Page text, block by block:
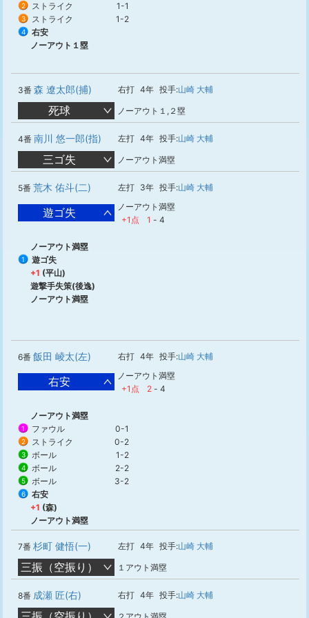
2 ストライク 1-1
3 ストライク 1-2
4
右安
ノーアウト１塁
3番 森 遼太郎(捕) 右打 4年 投手:山崎 大輔
死球 ノーアウト１,２塁
4番 南川 悠一郎(指) 左打 4年 投手:山崎 大輔
三ゴ失 ノーアウト満塁
5番 荒木 佑斗(二) 左打 3年 投手:山崎 大輔
遊ゴ失
ノーアウト満塁
+1点
1 - 4
ノーアウト満塁
1
遊ゴ失
+1 (平山)
遊撃手失策(後逸)
ノーアウト満塁
6番 飯田 崚太(左) 右打 4年 投手:山崎 大輔
右安
ノーアウト満塁
+1点
2 - 4
ノーアウト満塁
1 ファウル 0-1
2 ストライク 0-2
3 ボール 1-2
4 ボール 2-2
5 ボール 3-2
6
右安
+1 (森)
ノーアウト満塁
7番 杉町 健悟(一) 左打 4年 投手:山崎 大輔
三振（空振り） １アウト満塁
8番 成瀬 匠(右) 右打 4年 投手:山崎 大輔